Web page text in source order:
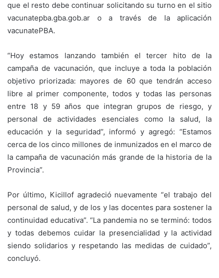
que el resto debe continuar solicitando su turno en el sitio
vacunatepba.gba.gob.ar o a través de la aplicación
vacunatePBA.
“Hoy estamos lanzando también el tercer hito de la
campaña de vacunación, que incluye a toda la población
objetivo priorizada: mayores de 60 que tendrán acceso
libre al primer componente, todos y todas las personas
entre 18 y 59 años que integran grupos de riesgo, y
personal de actividades esenciales como la salud, la
educación y la seguridad”, informó y agregó: “Estamos
cerca de los cinco millones de inmunizados en el marco de
la campaña de vacunación más grande de la historia de la
Provincia”.
Por último, Kicillof agradeció nuevamente “el trabajo del
personal de salud, y de los y las docentes para sostener la
continuidad educativa”. “La pandemia no se terminó: todos
y todas debemos cuidar la presencialidad y la actividad
siendo solidarios y respetando las medidas de cuidado”,
concluyó.